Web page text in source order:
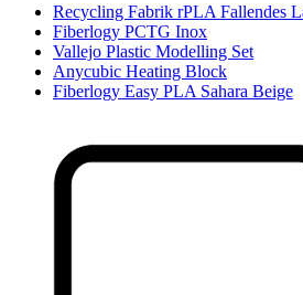
Recycling Fabrik rPLA Fallendes
Fiberlogy PCTG Inox
Vallejo Plastic Modelling Set
Anycubic Heating Block
Fiberlogy Easy PLA Sahara Beige